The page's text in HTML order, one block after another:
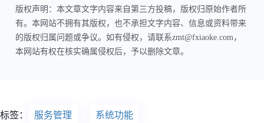
版权声明：本文章文字内容来自第三方投稿，版权归原始作者所
有。本网站不拥有其版权，也不承担文字内容、信息或资料带来
的版权归属问题或争议。如有侵权，请联系zmt@fxiaoke.com，
本网站有权在核实确属侵权后，予以删除文章。
标签： 服务管理 系统功能